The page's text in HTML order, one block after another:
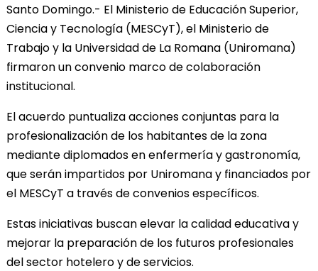
Santo Domingo.- El Ministerio de Educación Superior,
Ciencia y Tecnología (MESCyT), el Ministerio de
Trabajo y la Universidad de La Romana (Uniromana)
firmaron un convenio marco de colaboración
institucional.
El acuerdo puntualiza acciones conjuntas para la
profesionalización de los habitantes de la zona
mediante diplomados en enfermería y gastronomía,
que serán impartidos por Uniromana y financiados por
el MESCyT a través de convenios específicos.
Estas iniciativas buscan elevar la calidad educativa y
mejorar la preparación de los futuros profesionales
del sector hotelero y de servicios.